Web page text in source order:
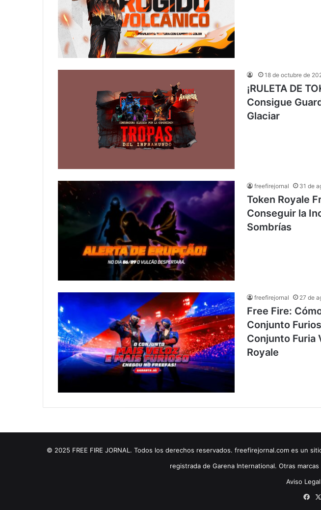
18 de octubre de
¡RULETA DE
Consigue
Glaciar
freefirejornal 31 de
Token Royale
Conseguir la
Sombrías
freefirejornal 27 de
Free Fire:
Conjunto
Conjunto Furia
Royale
© 2025 FREE FIRE JORNAL. Todos los derechos reservados. freefirejornal.com es un
registrada de Garena International. Otras
Aviso
X